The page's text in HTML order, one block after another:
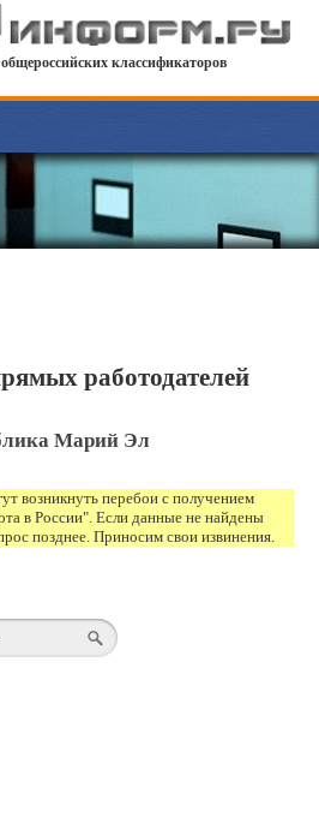
классификаторов
работодателей
Марий Эл
возникнуть перебои с получением
в России". Если данные не найдены
позднее. Приносим свои извинения.